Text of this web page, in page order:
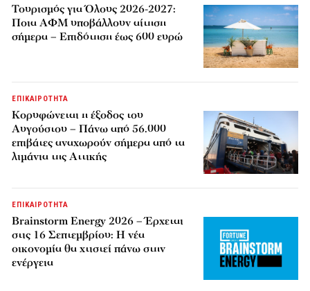
Τουρισμός για Όλους 2026-2027:
Ποια ΑΦΜ υποβάλλουν αίτηση
σήμερα – Επιδότηση έως 600 ευρώ
ΕΠΙΚΑΙΡΟΤΗΤΑ
Κορυφώνεται η έξοδος του
Αυγούστου – Πάνω από 56.000
επιβάτες αναχωρούν σήμερα από τα
λιμάνια της Αττικής
ΕΠΙΚΑΙΡΟΤΗΤΑ
Brainstorm Energy 2026 – Έρχεται
στις 16 Σεπτεμβρίου: Η νέα
οικονομία θα χτιστεί πάνω στην
ενέργεια